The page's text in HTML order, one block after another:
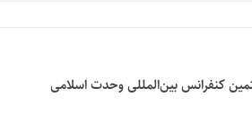
کنفرانس بین‌المللی وحدت اسلامی